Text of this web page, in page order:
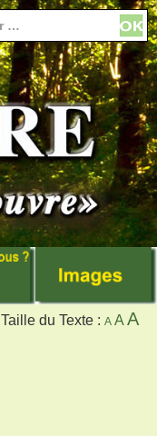
Taille du Texte : A A A